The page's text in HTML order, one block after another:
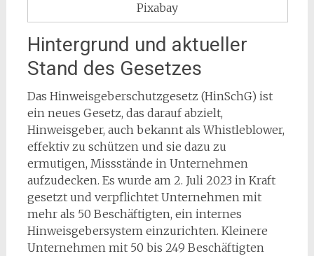
Pixabay
Hintergrund und aktueller
Stand des Gesetzes
Das Hinweisgeberschutzgesetz (HinSchG) ist
ein neues Gesetz, das darauf abzielt,
Hinweisgeber, auch bekannt als Whistleblower,
effektiv zu schützen und sie dazu zu
ermutigen, Missstände in Unternehmen
aufzudecken. Es wurde am 2. Juli 2023 in Kraft
gesetzt und verpflichtet Unternehmen mit
mehr als 50 Beschäftigten, ein internes
Hinweisgebersystem einzurichten. Kleinere
Unternehmen mit 50 bis 249 Beschäftigten